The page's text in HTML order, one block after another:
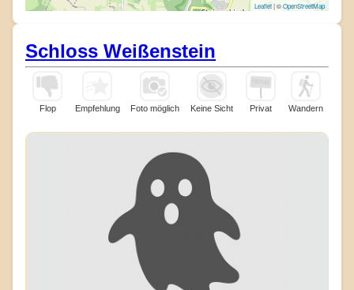
Leaflet| ©OpenStreetMap
Schloss Weißenstein
Flop Empfehlung Foto möglich Keine Sicht Privat Wandern